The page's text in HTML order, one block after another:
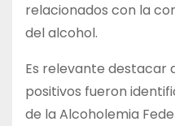
relacionados con la
del alcohol.
Es relevante destacar
positivos fueron
de la Alcoholemia